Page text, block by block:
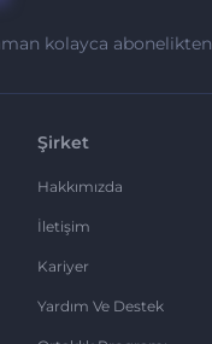
kolayca abonelikten
Şirket
Hakkımızda
İletişim
Kariyer
Yardım Ve Destek